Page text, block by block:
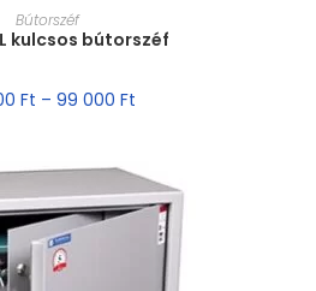
VÁLASZTÁSA
Bútorszéf
kulcsos bútorszéf
Ft – 99 000 Ft